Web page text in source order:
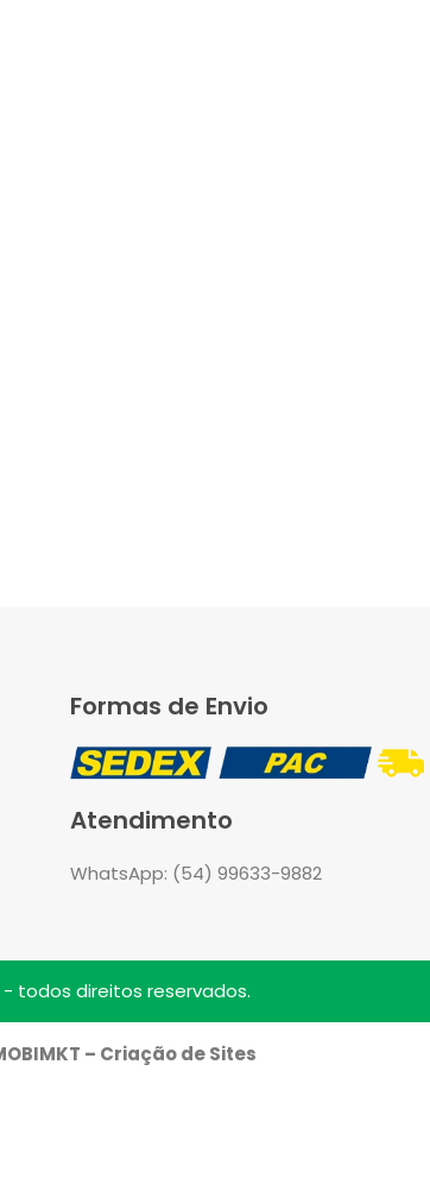
Formas de Envio
Atendimento
WhatsApp: (54) 99633-9882
todos direitos reservados.
– Criação de Sites